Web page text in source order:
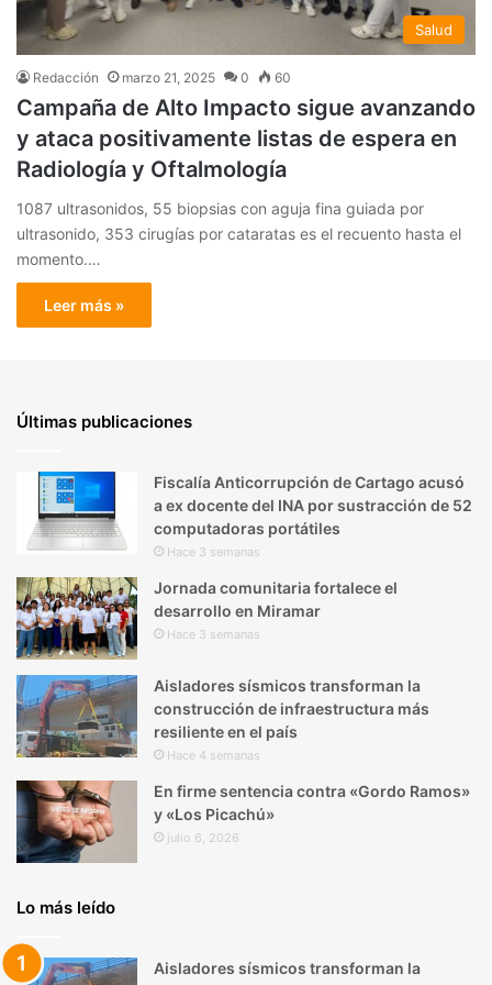
Salud
Redacción marzo 21, 2025 0 60
Campaña de Alto Impacto sigue avanzando
y ataca positivamente listas de espera en
Radiología y Oftalmología
1087 ultrasonidos, 55 biopsias con aguja fina guiada por
ultrasonido, 353 cirugías por cataratas es el recuento hasta el
momento.…
Leer más »
Últimas publicaciones
Fiscalía Anticorrupción de Cartago acusó
a ex docente del INA por sustracción de 52
computadoras portátiles
Hace 3 semanas
Jornada comunitaria fortalece el
desarrollo en Miramar
Hace 3 semanas
Aisladores sísmicos transforman la
construcción de infraestructura más
resiliente en el país
Hace 4 semanas
En firme sentencia contra «Gordo Ramos»
y «Los Picachú»
julio 6, 2026
Lo más leído
Aisladores sísmicos transforman la